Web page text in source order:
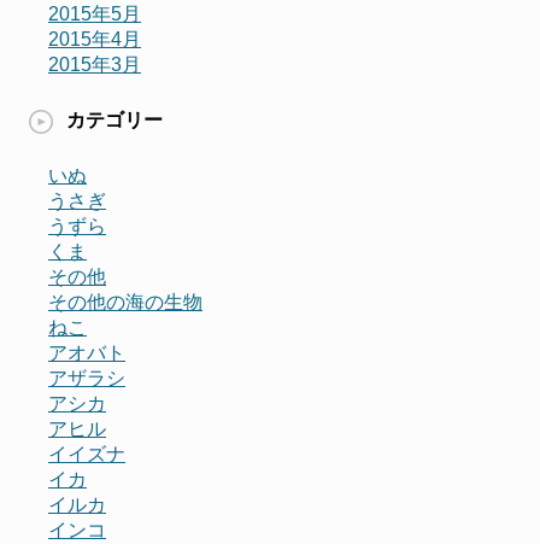
2015年5月
2015年4月
2015年3月
カテゴリー
いぬ
うさぎ
うずら
くま
その他
その他の海の生物
ねこ
アオバト
アザラシ
アシカ
アヒル
イイズナ
イカ
イルカ
インコ